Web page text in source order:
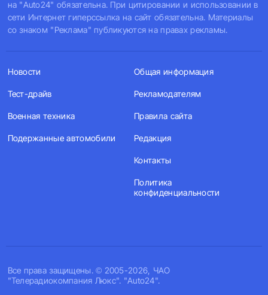
на "Auto24" обязательна. При цитировании и использовании в
сети Интернет гиперссылка на сайт обязательна. Материалы
со знаком "Реклама" публикуются на правах рекламы.
Все права защищены. © 2005-2026, ЧАО
"Телерадиокомпания Люкс". "Auto24".
Новости
Тест-драйв
Военная техника
Подержанные автомобили
Общая информация
Рекламодателям
Правила сайта
Редакция
Контакты
Политика
конфиденциальности